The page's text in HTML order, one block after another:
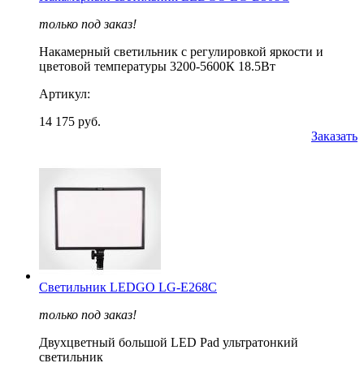
только под заказ!
Накамерный светильник с регулировкой яркости и
цветовой температуры 3200-5600К 18.5Вт
Артикул:
14 175 руб.
Заказать
Светильник LEDGO LG-E268C
только под заказ!
Двухцветный большой LED Pad ультратонкий
светильник